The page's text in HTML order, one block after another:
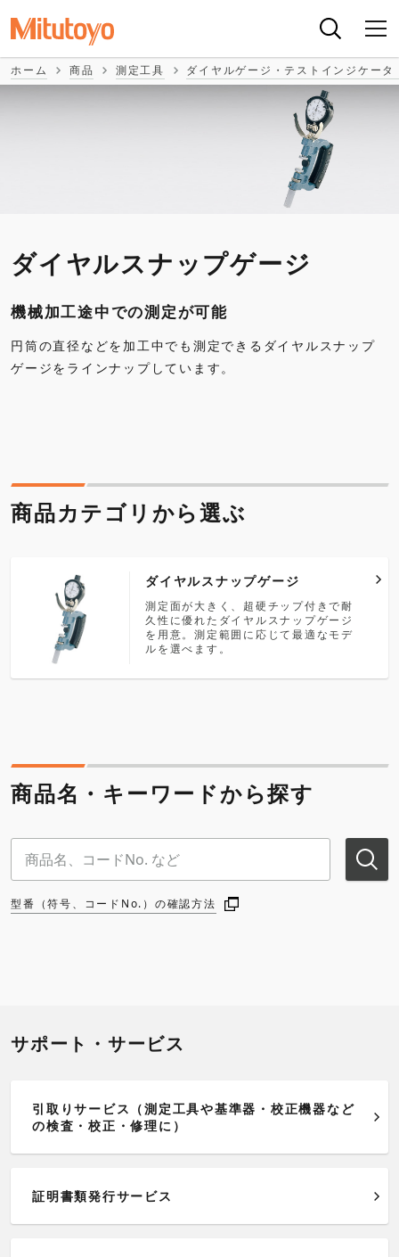
ホーム 商品 測定工具 ダイヤルゲージ・テストインジケー
ダイヤルスナップゲージ
機械加工途中での測定が可能
円筒の直径などを加工中でも測定できるダイヤルスナップ
ゲージをラインナップしています。
商品カテゴリから選ぶ
ダイヤルスナップゲージ
測定面が大きく、超硬チップ付きで耐
久性に優れたダイヤルスナップゲージ
を用意。測定範囲に応じて最適なモデ
ルを選べます。
商品名・キーワードから探す
型番（符号、コードNo.）の確認方法
サポート・サービス
引取りサービス（測定工具や基準器・校正機器など
の検査・校正・修理に）
証明書類発行サービス